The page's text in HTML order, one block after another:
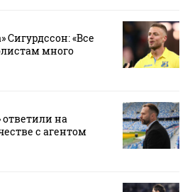
Сигурдссон: «Все
много
на
с агентом